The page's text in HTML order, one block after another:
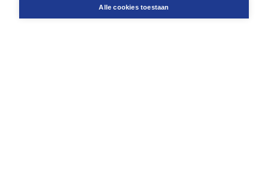
Alle cookies toestaan